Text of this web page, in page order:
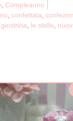
Compleanno
confettata
giostrina le stelle